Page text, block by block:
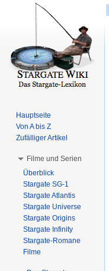
Hauptseite
Von A bis Z
Zufälliger Artikel
Filme und Serien
Überblick
Stargate SG-1
Stargate Atlantis
Stargate Universe
Stargate Origins
Stargate Infinity
Stargate-Romane
Filme